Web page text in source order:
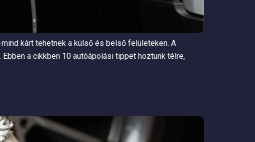
kárt tehetnek a külső és belső felületeken. A
a cikkben 10 autóápolási tippet hoztunk télre,